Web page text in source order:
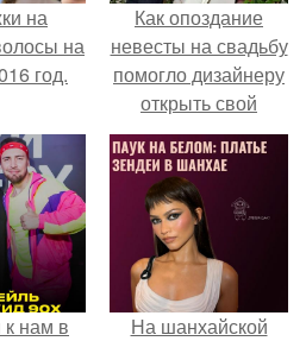
на
на
год.
Как опоздание
невесты на свадьбу
помогло дизайнеру
открыть свой
бренд.
нам в На шанхайской